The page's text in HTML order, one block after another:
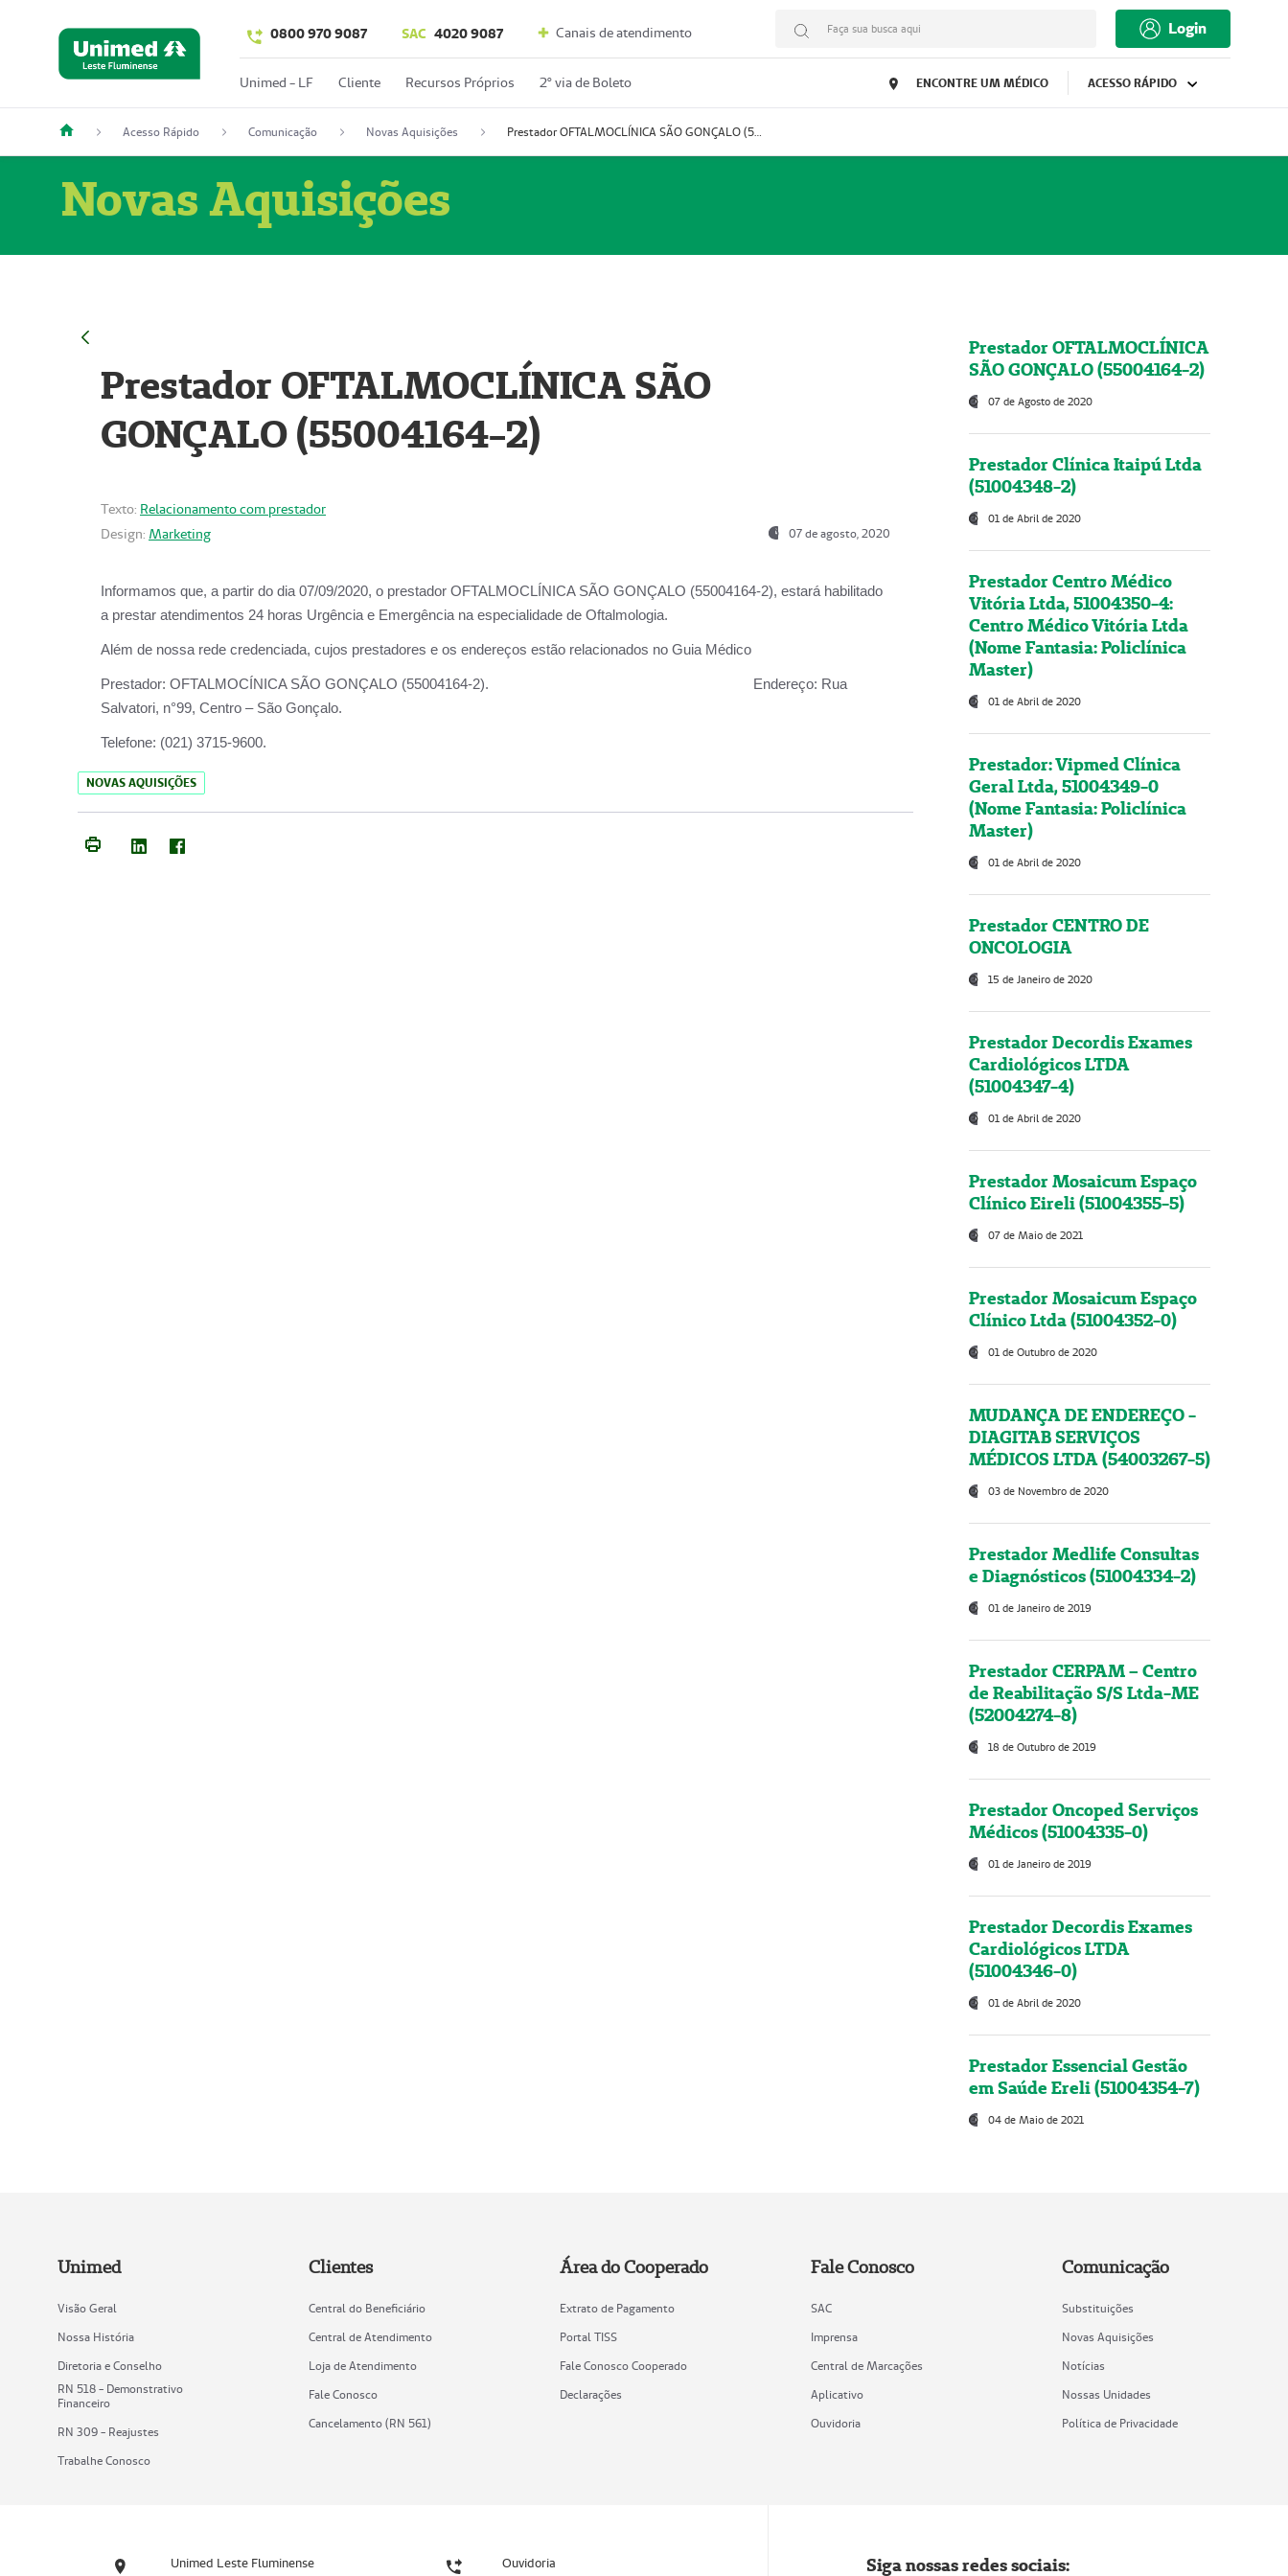
0800 970 9087 SAC 4020 9087 Canais de atendimento Faça sua busca aqui Login
Unimed - LF Cliente Recursos Próprios 2º via de Boleto ENCONTRE UM MÉDICO ACESSO RÁPIDO
Acesso Rápido Comunicação Novas Aquisições Prestador OFTALMOCLÍNICA SÃO GONÇALO (55004164-2)
Novas Aquisições
Prestador OFTALMOCLÍNICA SÃO
GONÇALO (55004164-2)
Texto: Relacionamento com prestador
Design: Marketing 07 de agosto, 2020
Informamos que, a partir do dia 07/09/2020, o prestador OFTALMOCLÍNICA SÃO GONÇALO (55004164-2), estará habilitado
a prestar atendimentos 24 horas Urgência e Emergência na especialidade de Oftalmologia.
Além de nossa rede credenciada, cujos prestadores e os endereços estão relacionados no Guia Médico
Prestador: OFTALMOCÍNICA SÃO GONÇALO (55004164-2). Endereço: Rua
Salvatori, n°99, Centro – São Gonçalo.
Telefone: (021) 3715-9600.
NOVAS AQUISIÇÕES
Prestador OFTALMOCLÍNICA
SÃO GONÇALO (55004164-2)
07 de Agosto de 2020
Prestador Clínica Itaipú Ltda
(51004348-2)
01 de Abril de 2020
Prestador Centro Médico
Vitória Ltda, 51004350-4:
Centro Médico Vitória Ltda
(Nome Fantasia: Policlínica
Master)
01 de Abril de 2020
Prestador: Vipmed Clínica
Geral Ltda, 51004349-0
(Nome Fantasia: Policlínica
Master)
01 de Abril de 2020
Prestador CENTRO DE
ONCOLOGIA
15 de Janeiro de 2020
Prestador Decordis Exames
Cardiológicos LTDA
(51004347-4)
01 de Abril de 2020
Prestador Mosaicum Espaço
Clínico Eireli (51004355-5)
07 de Maio de 2021
Prestador Mosaicum Espaço
Clínico Ltda (51004352-0)
01 de Outubro de 2020
MUDANÇA DE ENDEREÇO -
DIAGITAB SERVIÇOS
MÉDICOS LTDA (54003267-5)
03 de Novembro de 2020
Prestador Medlife Consultas
e Diagnósticos (51004334-2)
01 de Janeiro de 2019
Prestador CERPAM – Centro
de Reabilitação S/S Ltda-ME
(52004274-8)
18 de Outubro de 2019
Prestador Oncoped Serviços
Médicos (51004335-0)
01 de Janeiro de 2019
Prestador Decordis Exames
Cardiológicos LTDA
(51004346-0)
01 de Abril de 2020
Prestador Essencial Gestão
em Saúde Ereli (51004354-7)
04 de Maio de 2021
Unimed
Visão Geral
Nossa História
Diretoria e Conselho
RN 518 - Demonstrativo
Financeiro
RN 309 - Reajustes
Trabalhe Conosco
Clientes
Central do Beneficiário
Central de Atendimento
Loja de Atendimento
Fale Conosco
Cancelamento (RN 561)
Área do Cooperado
Extrato de Pagamento
Portal TISS
Fale Conosco Cooperado
Declarações
Fale Conosco
SAC
Imprensa
Central de Marcações
Aplicativo
Ouvidoria
Comunicação
Substituições
Novas Aquisições
Notícias
Nossas Unidades
Política de Privacidade
Unimed Leste Fluminense Ouvidoria Siga nossas redes sociais: